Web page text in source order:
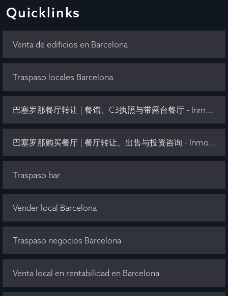
Quicklinks
Venta de edificios en Barcelona
Traspaso locales Barcelona
巴塞罗那餐厅转让 | 餐馆、C3执照与带露台餐厅 - Inmo Olaya
巴塞罗那购买餐厅 | 餐厅转让、出售与投资咨询 - Inmo Olaya
Traspaso bar
Vender local Barcelona
Traspaso negocios Barcelona
Venta local en rentabilidad en Barcelona